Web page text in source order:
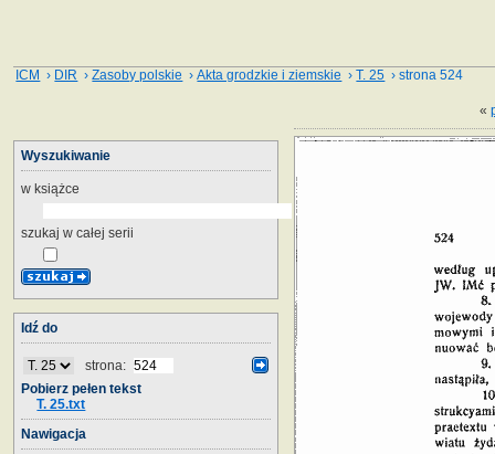
ICM › DIR ›Zasoby polskie ›Akta grodzkie i ziemskie ›T. 25 › strona 524
«
Wyszukiwanie
w książce
szukaj w całej serii
Idź do
strona:
Pobierz pełen tekst
T. 25.txt
Nawigacja